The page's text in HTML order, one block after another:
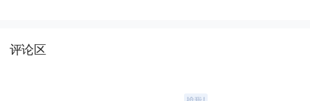
评论区